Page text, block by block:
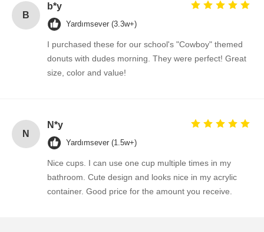
B
b*y
Yardımsever (3.3w+)
I purchased these for our school's "Cowboy" themed
donuts with dudes morning. They were perfect! Great
size, color and value!
N
N*y
Yardımsever (1.5w+)
Nice cups. I can use one cup multiple times in my
bathroom. Cute design and looks nice in my acrylic
container. Good price for the amount you receive.